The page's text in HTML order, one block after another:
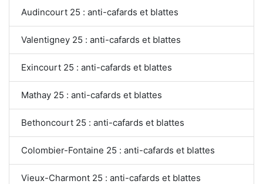
Audincourt 25 : anti-cafards et blattes
Valentigney 25 : anti-cafards et blattes
Exincourt 25 : anti-cafards et blattes
Mathay 25 : anti-cafards et blattes
Bethoncourt 25 : anti-cafards et blattes
Colombier-Fontaine 25 : anti-cafards et blattes
Vieux-Charmont 25 : anti-cafards et blattes